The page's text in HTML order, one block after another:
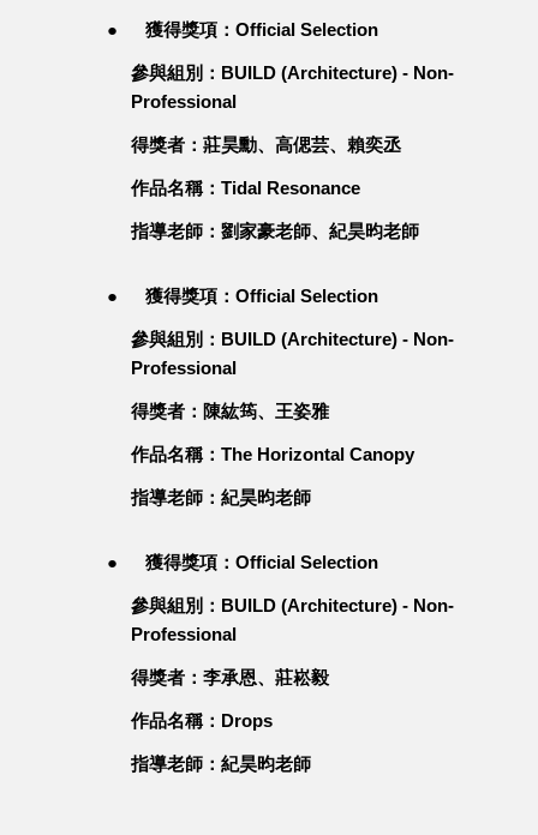
● 獲得獎項：Official Selection
參與組別：BUILD (Architecture) - Non-
Professional
得獎者：莊昊勳、高偲芸、賴奕丞
作品名稱：Tidal Resonance
指導老師：劉家豪老師、紀昊昀老師
● 獲得獎項：Official Selection
參與組別：BUILD (Architecture) - Non-
Professional
得獎者：陳紘筠、王姿雅
作品名稱：The Horizontal Canopy
指導老師：紀昊昀老師
● 獲得獎項：Official Selection
參與組別：BUILD (Architecture) - Non-
Professional
得獎者：李承恩、莊崧毅
作品名稱：Drops
指導老師：紀昊昀老師